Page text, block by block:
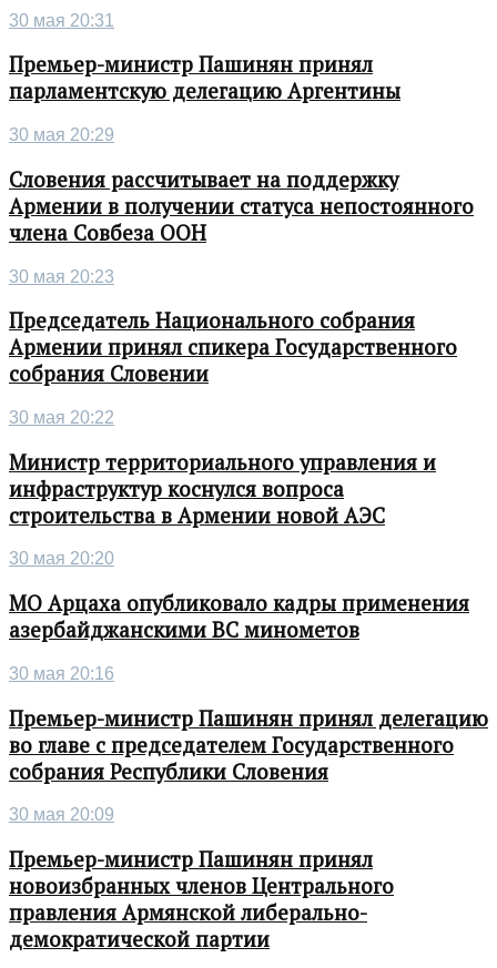
30 мая 20:31
Премьер-министр Пашинян принял
парламентскую делегацию Аргентины
30 мая 20:29
Словения рассчитывает на поддержку
Армении в получении статуса непостоянного
члена Совбеза ООН
30 мая 20:23
Председатель Национального собрания
Армении принял спикера Государственного
собрания Словении
30 мая 20:22
Министр территориального управления и
инфраструктур коснулся вопроса
строительства в Армении новой АЭС
30 мая 20:20
МО Арцаха опубликовало кадры применения
азербайджанскими ВС минометов
30 мая 20:16
Премьер-министр Пашинян принял делегацию
во главе с председателем Государственного
собрания Республики Словения
30 мая 20:09
Премьер-министр Пашинян принял
новоизбранных членов Центрального
правления Армянской либерально-
демократической партии